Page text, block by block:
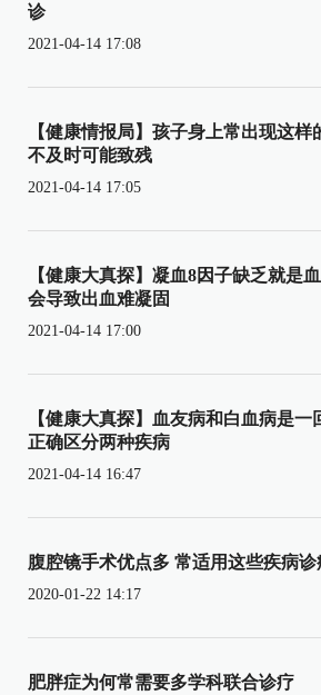
诊
2021-04-14 17:08
【健康情报局】孩子身上常出现这
不及时可能致残
2021-04-14 17:05
【健康大真探】凝血8因子缺乏就是
会导致出血难凝固
2021-04-14 17:00
【健康大真探】血友病和白血病是
正确区分两种疾病
2021-04-14 16:47
腹腔镜手术优点多 常适用这些疾病诊
2020-01-22 14:17
肥胖症为何常需要多学科联合诊疗